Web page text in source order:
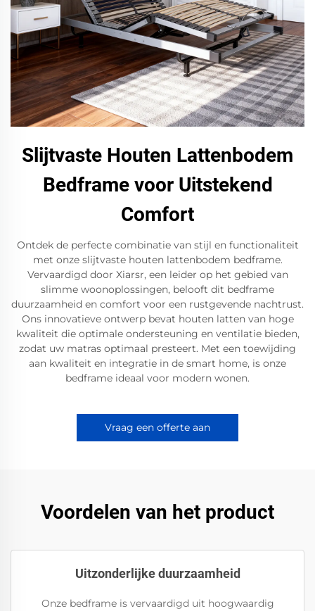
Slijtvaste Houten Lattenbodem
Bedframe voor Uitstekend
Comfort
Ontdek de perfecte combinatie van stijl en functionaliteit
met onze slijtvaste houten lattenbodem bedframe.
Vervaardigd door Xiarsr, een leider op het gebied van
slimme woonoplossingen, belooft dit bedframe
duurzaamheid en comfort voor een rustgevende nachtrust.
Ons innovatieve ontwerp bevat houten latten van hoge
kwaliteit die optimale ondersteuning en ventilatie bieden,
zodat uw matras optimaal presteert. Met een toewijding
aan kwaliteit en integratie in de smart home, is onze
bedframe ideaal voor modern wonen.
Vraag een offerte aan
Voordelen van het product
Uitzonderlijke duurzaamheid
Onze bedframe is vervaardigd uit hoogwaardig